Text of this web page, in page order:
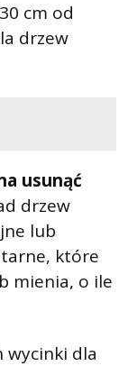
cm od
drzew
usunąć
drzew
lub
które
mienia, o ile
dla